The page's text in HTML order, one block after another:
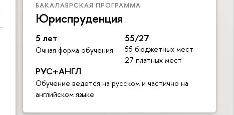
БАКАЛАВРСКАЯ ПРОГРАММА
Юриспруденция
5 лет
Очная форма обучения
55/27
55 бюджетных мест
27 платных мест
РУС+АНГЛ
Обучение ведется на русском и частично на
английском языке